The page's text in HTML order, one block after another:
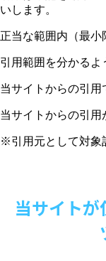
いします。
正当な範囲内（最小
引用範囲を分かるよ
当サイトからの引用
当サイトからの引用
※引用元として対象
当サイト